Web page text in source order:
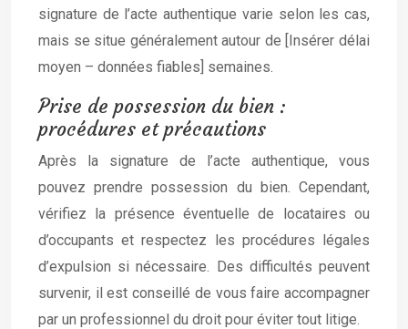
signature de l’acte authentique varie selon les cas,
mais se situe généralement autour de [Insérer délai
moyen – données fiables] semaines.
Prise de possession du bien :
procédures et précautions
Après la signature de l’acte authentique, vous
pouvez prendre possession du bien. Cependant,
vérifiez la présence éventuelle de locataires ou
d’occupants et respectez les procédures légales
d’expulsion si nécessaire. Des difficultés peuvent
survenir, il est conseillé de vous faire accompagner
par un professionnel du droit pour éviter tout litige.